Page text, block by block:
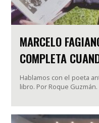
MARCELO
COMPLETA
Hablamos con el poeta
libro. Por Roque Guzmán.